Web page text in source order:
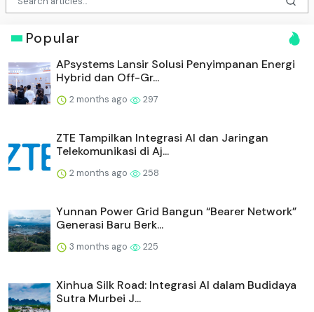
Popular
APsystems Lansir Solusi Penyimpanan Energi
Hybrid dan Off-Gr...
2 months ago 297
ZTE Tampilkan Integrasi AI dan Jaringan
Telekomunikasi di Aj...
2 months ago 258
Yunnan Power Grid Bangun “Bearer Network”
Generasi Baru Berk...
3 months ago 225
Xinhua Silk Road: Integrasi AI dalam Budidaya
Sutra Murbei J...